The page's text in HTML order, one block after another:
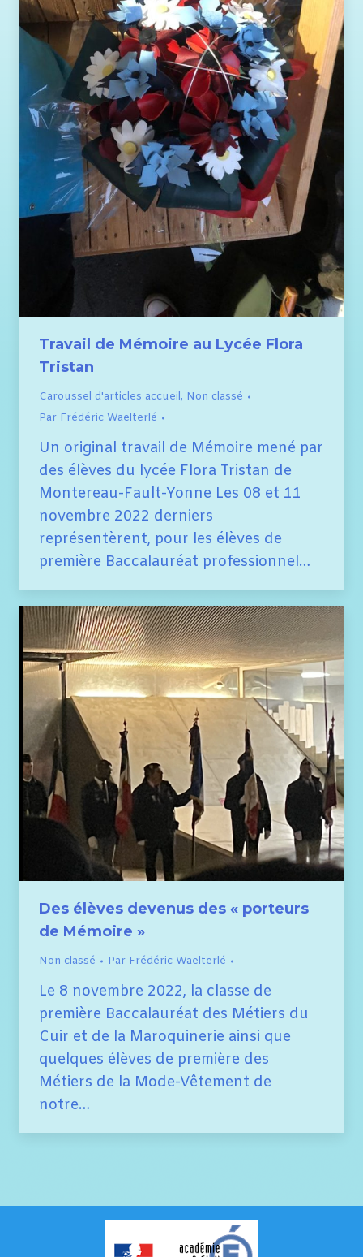
Travail de Mémoire au Lycée Flora
Tristan
Caroussel d'articles accueil, Non classé
Par Frédéric Waelterlé
Un original travail de Mémoire mené par
des élèves du lycée Flora Tristan de
Montereau-Fault-Yonne Les 08 et 11
novembre 2022 derniers
représentèrent, pour les élèves de
première Baccalauréat professionnel…
Des élèves devenus des « porteurs
de Mémoire »
Non classé Par Frédéric Waelterlé
Le 8 novembre 2022, la classe de
première Baccalauréat des Métiers du
Cuir et de la Maroquinerie ainsi que
quelques élèves de première des
Métiers de la Mode-Vêtement de
notre…